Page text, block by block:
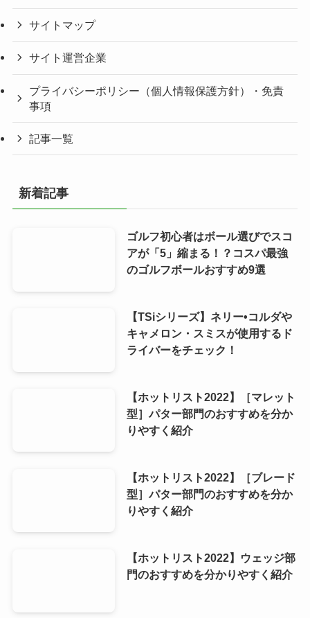
サイトマップ
サイト運営企業
プライバシーポリシー（個人情報保護方針）・免責
事項
記事一覧
新着記事
ゴルフ初心者はボール選びでスコ
アが「5」縮まる！？コスパ最強
のゴルフボールおすすめ9選
【TSiシリーズ】ネリー•コルダや
キャメロン・スミスが使用するド
ライバーをチェック！
【ホットリスト2022】［マレット
型］パター部門のおすすめを分か
りやすく紹介
【ホットリスト2022】［ブレード
型］パター部門のおすすめを分か
りやすく紹介
【ホットリスト2022】ウェッジ部
門のおすすめを分かりやすく紹介